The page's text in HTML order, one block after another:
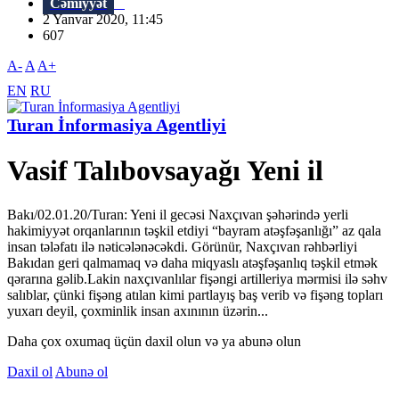
Cəmiyyət
2 Yanvar 2020, 11:45
607
A- A A+
EN RU
Turan İnformasiya Agentliyi
Vasif Talıbovsayağı Yeni il
Bakı/02.01.20/Turan: Yeni il gecəsi Naxçıvan şəhərində yerli
hakimiyyət orqanlarının təşkil etdiyi “bayram atəşfəşanlığı” az qala
insan tələfatı ilə nəticələnəcəkdi. Görünür, Naxçıvan rəhbərliyi
Bakıdan geri qalmamaq və daha miqyaslı atəşfəşanlıq təşkil etmək
qərarına gəlib.Lakin naxçıvanlılar fişəngi artilleriya mərmisi ilə səhv
salıblar, çünki fişəng atılan kimi partlayış baş verib və fişəng topları
yuxarı deyil, çoxminlik insan axınının üzərin...
Daha çox oxumaq üçün daxil olun və ya abunə olun
Daxil ol Abunə ol